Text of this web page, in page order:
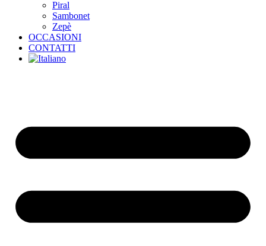
Piral
Sambonet
Zepè
OCCASIONI
CONTATTI